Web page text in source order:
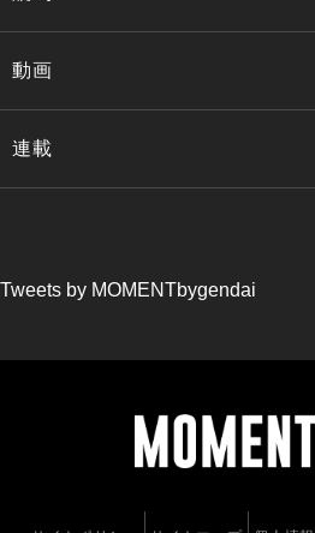
動画
連載
Tweets by MOMENTbygendai